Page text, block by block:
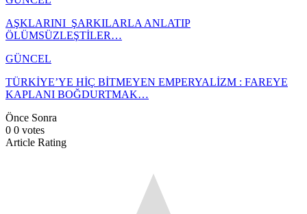
AŞKLARINI ŞARKILARLA ANLATIP
ÖLÜMSÜZLEŞTİLER…
GÜNCEL
TÜRKİYE’YE HİÇ BİTMEYEN EMPERYALİZM : FAREYE
KAPLANI BOĞDURTMAK…
Önce Sonra
0 0 votes
Article Rating